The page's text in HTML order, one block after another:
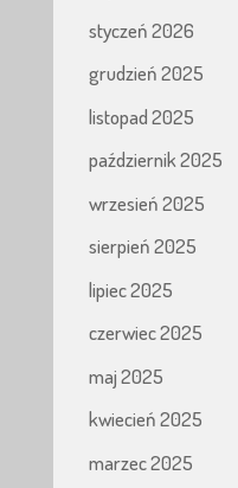
styczeń 2026
grudzień 2025
listopad 2025
październik 2025
wrzesień 2025
sierpień 2025
lipiec 2025
czerwiec 2025
maj 2025
kwiecień 2025
marzec 2025